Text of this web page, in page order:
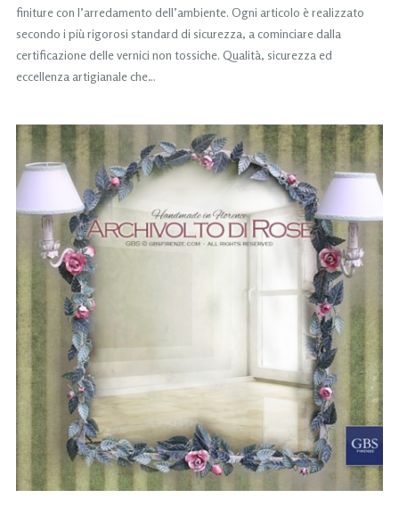
finiture con l’arredamento dell’ambiente. Ogni articolo è realizzato
secondo i più rigorosi standard di sicurezza, a cominciare dalla
certificazione delle vernici non tossiche. Qualità, sicurezza ed
eccellenza artigianale che…